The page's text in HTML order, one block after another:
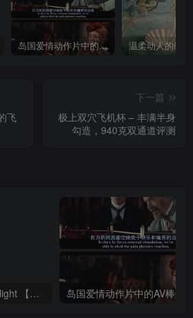
岛国爱情动作片中的AV棒到底有多猛？成人用品震动棒的发展史！
飞
下一篇
极上双穴飞机杯 – 丰满半身
勾造，940克双通道评测
美国名器飞机杯Fleshlight 【Quickshot-Vantage 双头飞机杯】完全评测